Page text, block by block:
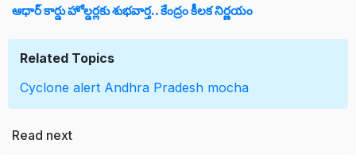
ఆధార్ కార్డు హోల్డర్లకు శుభవార్త.. కేంద్రం కీలక నిర్ణయం
Related Topics
Cyclone alert Andhra Pradesh mocha
Read next